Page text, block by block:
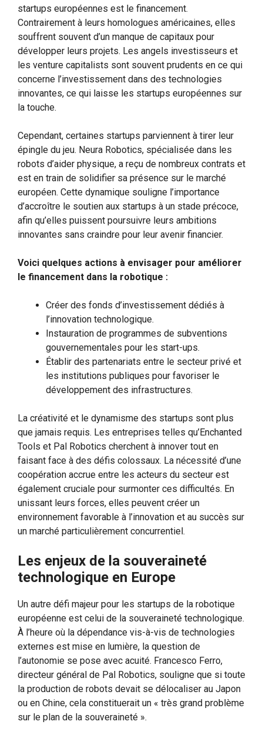
startups européennes est le financement.
Contrairement à leurs homologues américaines, elles
souffrent souvent d’un manque de capitaux pour
développer leurs projets. Les angels investisseurs et
les venture capitalists sont souvent prudents en ce qui
concerne l’investissement dans des technologies
innovantes, ce qui laisse les startups européennes sur
la touche.
Cependant, certaines startups parviennent à tirer leur
épingle du jeu. Neura Robotics, spécialisée dans les
robots d’aider physique, a reçu de nombreux contrats et
est en train de solidifier sa présence sur le marché
européen. Cette dynamique souligne l’importance
d’accroître le soutien aux startups à un stade précoce,
afin qu’elles puissent poursuivre leurs ambitions
innovantes sans craindre pour leur avenir financier.
Voici quelques actions à envisager pour améliorer
le financement dans la robotique :
Créer des fonds d’investissement dédiés à
l’innovation technologique.
Instauration de programmes de subventions
gouvernementales pour les start-ups.
Établir des partenariats entre le secteur privé et
les institutions publiques pour favoriser le
développement des infrastructures.
La créativité et le dynamisme des startups sont plus
que jamais requis. Les entreprises telles qu’Enchanted
Tools et Pal Robotics cherchent à innover tout en
faisant face à des défis colossaux. La nécessité d’une
coopération accrue entre les acteurs du secteur est
également cruciale pour surmonter ces difficultés. En
unissant leurs forces, elles peuvent créer un
environnement favorable à l’innovation et au succès sur
un marché particulièrement concurrentiel.
Les enjeux de la souveraineté
technologique en Europe
Un autre défi majeur pour les startups de la robotique
européenne est celui de la souveraineté technologique.
À l’heure où la dépendance vis-à-vis de technologies
externes est mise en lumière, la question de
l’autonomie se pose avec acuité. Francesco Ferro,
directeur général de Pal Robotics, souligne que si toute
la production de robots devait se délocaliser au Japon
ou en Chine, cela constituerait un « très grand problème
sur le plan de la souveraineté ».